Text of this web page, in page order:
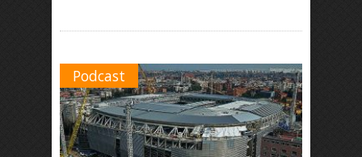
Podcast